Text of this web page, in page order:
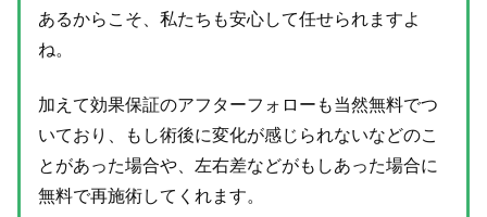
あるからこそ、私たちも安心して任せられますよ
ね。
加えて効果保証のアフターフォローも当然無料でつ
いており、もし術後に変化が感じられないなどのこ
とがあった場合や、左右差などがもしあった場合に
無料で再施術してくれます。